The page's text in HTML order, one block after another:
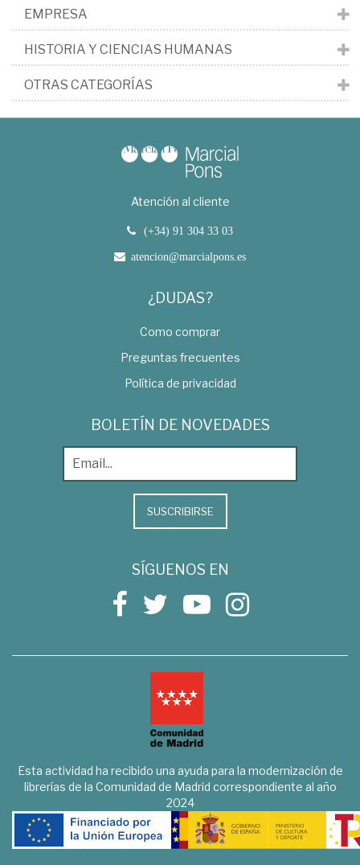
EMPRESA
HISTORIA Y CIENCIAS HUMANAS
OTRAS CATEGORÍAS
Atención al cliente
(+34) 91 304 33 03
atencion@marcialpons.es
¿DUDAS?
Como comprar
Preguntas frecuentes
Política de privacidad
BOLETÍN DE NOVEDADES
SUSCRIBIRSE
SÍGUENOS EN
Esta actividad ha recibido una ayuda para la modernización de
librerías de la Comunidad de Madrid correspondiente al año
2024